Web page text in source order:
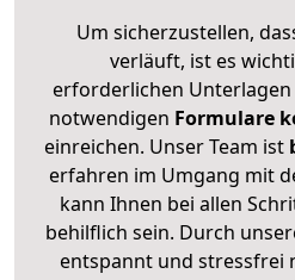
Um sicherzustellen,
verläuft, ist es
erforderlichen
notwendigen Formulare
einreichen. Unser Team ist
erfahren im Umgang mit
kann Ihnen bei allen
behilflich sein. Durch
entspannt und stressfrei